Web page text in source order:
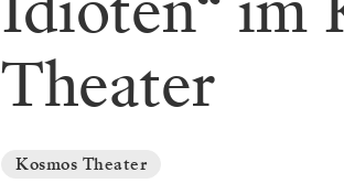
Theater
Kosmos Theater